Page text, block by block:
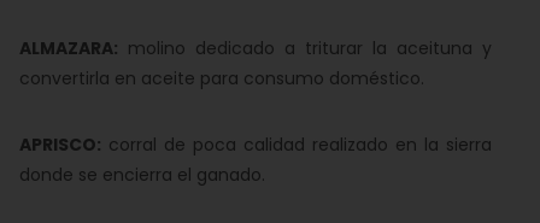
ALMAZARA: molino dedicado a triturar la aceituna y
convertirla en aceite para consumo doméstico.
APRISCO: corral de poca calidad realizado en la sierra
donde se encierra el ganado.